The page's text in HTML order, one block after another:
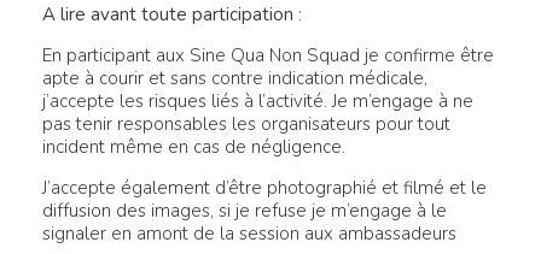
A lire avant toute participation :
En participant aux Sine Qua Non Squad je confirme être
apte à courir et sans contre indication médicale,
j’accepte les risques liés à l’activité. Je m’engage à ne
pas tenir responsables les organisateurs pour tout
incident même en cas de négligence.
J’accepte également d’être photographié et filmé et le
diffusion des images, si je refuse je m’engage à le
signaler en amont de la session aux ambassadeurs